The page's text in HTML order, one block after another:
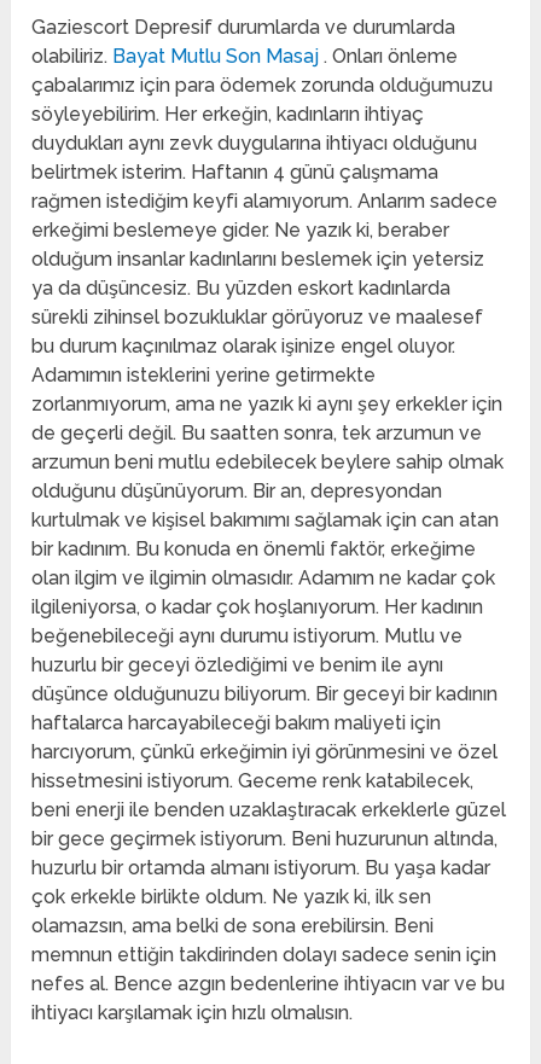
Gaziescort Depresif durumlarda ve durumlarda
olabiliriz. Bayat Mutlu Son Masaj. Onları önleme
çabalarımız için para ödemek zorunda olduğumuzu
söyleyebilirim. Her erkeğin, kadınların ihtiyaç
duydukları aynı zevk duygularına ihtiyacı olduğunu
belirtmek isterim. Haftanın 4 günü çalışmama
rağmen istediğim keyfi alamıyorum. Anlarım sadece
erkeğimi beslemeye gider. Ne yazık ki, beraber
olduğum insanlar kadınlarını beslemek için yetersiz
ya da düşüncesiz. Bu yüzden eskort kadınlarda
sürekli zihinsel bozukluklar görüyoruz ve maalesef
bu durum kaçınılmaz olarak işinize engel oluyor.
Adamımın isteklerini yerine getirmekte
zorlanmıyorum, ama ne yazık ki aynı şey erkekler için
de geçerli değil. Bu saatten sonra, tek arzumun ve
arzumun beni mutlu edebilecek beylere sahip olmak
olduğunu düşünüyorum. Bir an, depresyondan
kurtulmak ve kişisel bakımımı sağlamak için can atan
bir kadınım. Bu konuda en önemli faktör, erkeğime
olan ilgim ve ilgimin olmasıdır. Adamım ne kadar çok
ilgileniyorsa, o kadar çok hoşlanıyorum. Her kadının
beğenebileceği aynı durumu istiyorum. Mutlu ve
huzurlu bir geceyi özlediğimi ve benim ile aynı
düşünce olduğunuzu biliyorum. Bir geceyi bir kadının
haftalarca harcayabileceği bakım maliyeti için
harcıyorum, çünkü erkeğimin iyi görünmesini ve özel
hissetmesini istiyorum. Geceme renk katabilecek,
beni enerji ile benden uzaklaştıracak erkeklerle güzel
bir gece geçirmek istiyorum. Beni huzurunun altında,
huzurlu bir ortamda almanı istiyorum. Bu yaşa kadar
çok erkekle birlikte oldum. Ne yazık ki, ilk sen
olamazsın, ama belki de sona erebilirsin. Beni
memnun ettiğin takdirinden dolayı sadece senin için
nefes al. Bence azgın bedenlerine ihtiyacın var ve bu
ihtiyacı karşılamak için hızlı olmalısın.